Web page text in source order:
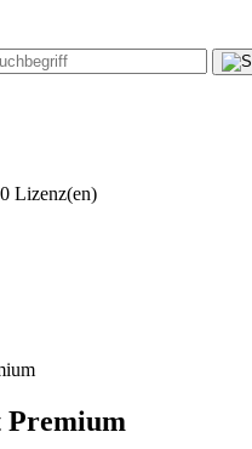
0 Lizenz(en)
Premium